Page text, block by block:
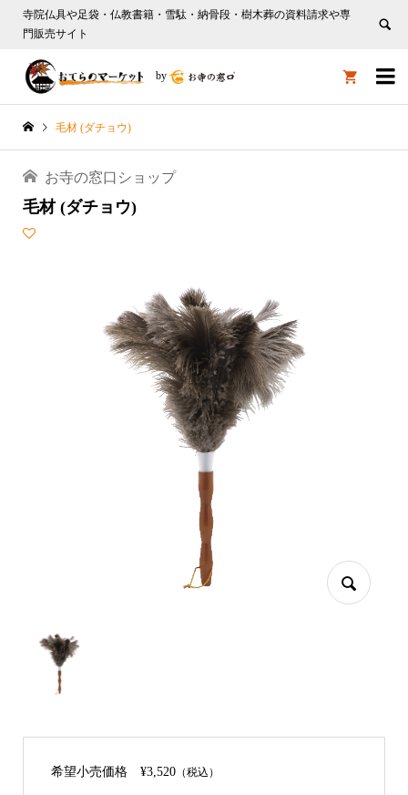
寺院仏具や足袋・仏教書籍・雪駄・納骨段・樹木葬の資料請求や専
門販売サイト

by 
毛材 (ダチョウ)
お寺の窓口ショップ
毛材 (ダチョウ)
希望小売価格 ¥3,520（税込）